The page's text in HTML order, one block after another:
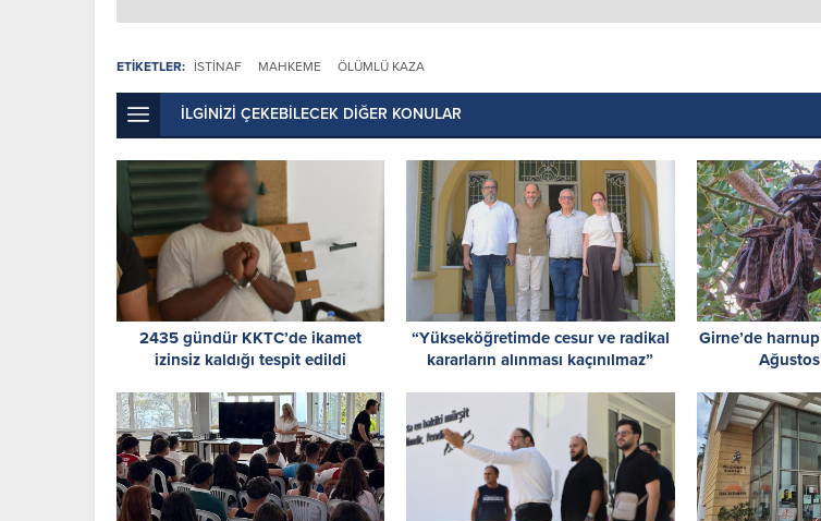
ETİKETLER: ISTINAF MAHKEME ÖLÜMLÜ KAZA
İLGİNİZİ ÇEKEBİLECEK DİĞER KONULAR
2435 gündür KKTC’de ikamet
izinsiz kaldığı tespit edildi
“Yükseköğretimde cesur ve radikal
kararların alınması kaçınılmaz”
Girne’de